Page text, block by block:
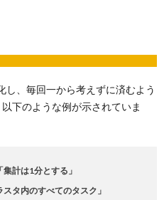
し、毎回一から考えずに済むよう
下のような例が示されていま
計は1分とする」
タ内のすべてのタスク」